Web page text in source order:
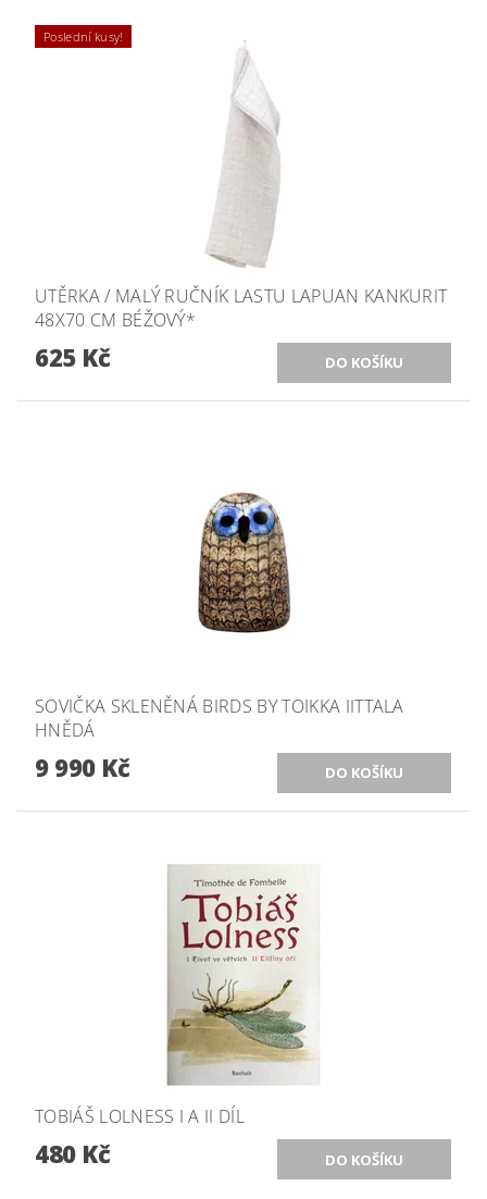
Poslední kusy!
UTĚRKA / MALÝ RUČNÍK LASTU LAPUAN KANKURIT
48X70 CM BÉŽOVÝ*
625 Kč
SOVIČKA SKLENĚNÁ BIRDS BY TOIKKA IITTALA
HNĚDÁ
9 990 Kč
TOBIÁŠ LOLNESS I A II DÍL
480 Kč